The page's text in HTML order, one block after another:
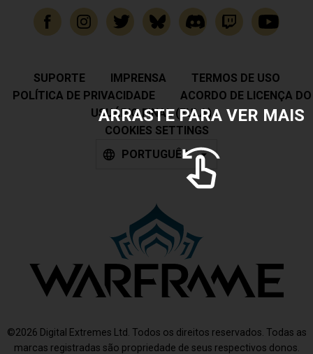
ARRASTE PARA VER MAIS
SUPORTE IMPRENSA
TERMOS DE USO
POLÍTICA DE PRIVACIDADE
ACORDO DE LICENÇA DO
USUÁRIO FINAL (EULA)
COOKIES SETTINGS
PORTUGUÊS
©2026 Digital Extremes Ltd. Todos os direitos reservados. Todas as
marcas registradas são propriedade de seus respectivos donos.